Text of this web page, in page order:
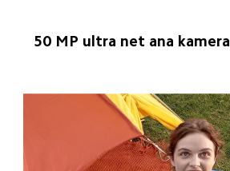
50 MP ultra net ana kamera